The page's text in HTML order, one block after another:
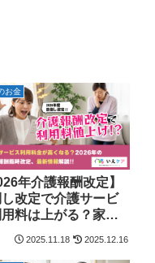
お金
年介護報酬改定】
改定で介護サービ
用料は上がる？家族
とめ
2025.11.18 2025.12.16